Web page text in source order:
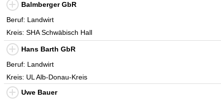
Balmberger GbR
Beruf: Landwirt
Kreis: SHA Schwäbisch Hall
Hans Barth GbR
Beruf: Landwirt
Kreis: UL Alb-Donau-Kreis
Uwe Bauer